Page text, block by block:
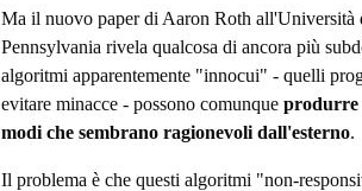
Ma il nuovo paper di Aaron Roth all'Università
Pennsylvania rivela qualcosa di ancora più
algoritmi apparentemente "innocui" - quelli
evitare minacce - possono comunque produrre
modi che sembrano ragionevoli dall'esterno.
Il problema è che questi algoritmi "non-